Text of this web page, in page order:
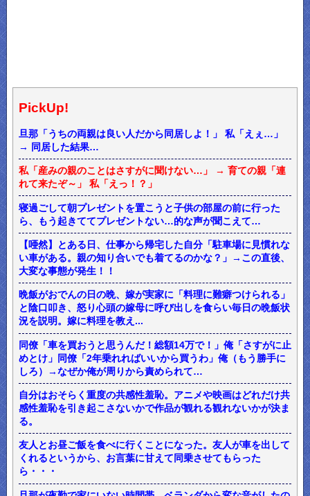
PickUp!
旦那「うちの両親は良い人だから同居しよ！」 私「えぇ…」
→ 同居した結果…
私「産みの親のことはさすがに聞けない…」 → 育ての親「連
れて来たぞ～」 私「えっ！？」
寝過ごして朝プレゼントを置こうと子供の部屋の前に行った
ら、もう起きててプレゼントない…的な声が聞こえて…
【唖然】とある日、仕事から帰宅した自分「駐車場に見慣れな
い車がある。親の知り合いでも着てるのかな？」→この直後、
大変な事態が発生！！
晩飯がおでんの日の晩、嫁が実家に「料理に難癖つけられる」
と陰口叩き、怒り心頭の嫁母に呼び出しを食らい毎日の晩飯状
況を説明。嫁に料理を教え...
同僚「車を買おうと思うんだ！総額14万で！」俺「さすがに止
めとけ」同僚「2年乗れればいいから買うわ」俺（もう勝手に
しろ）→なぜか俺が周りから責められて…
自分はおそらく重度の共感性羞恥。アニメや映画はどれだけ共
感性羞恥を引き起こさないかで作品が観れる観れないかが決ま
る。
友人とお昼ご飯を食べに行くことになった。友人が車を出して
くれるというから、お言葉に甘えて同乗させてもらった
ら・・・